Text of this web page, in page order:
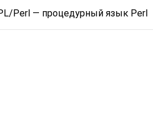
Perl — процедурный язык Perl